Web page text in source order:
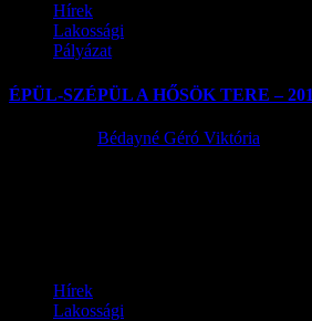
Hírek
Lakossági
Pályázat
ÉPÜL-SZÉPÜL A HŐSÖK TERE –
Bédayné Géró Viktória
Hírek
Lakossági